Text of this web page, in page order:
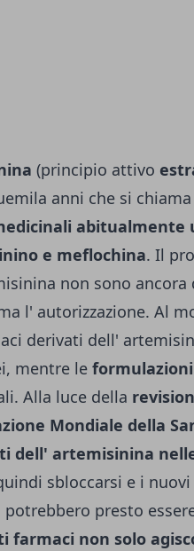
(princi­pio attivo
anni che si chiama
abitualmente
e meflochina. Il
non sono ancora
l' autorizzazione. Al
derivati dell'
mentre le
Alla luce della
Mondiale della
dell' artemisinina
sbloccar­si e i
presto
farmaci non solo